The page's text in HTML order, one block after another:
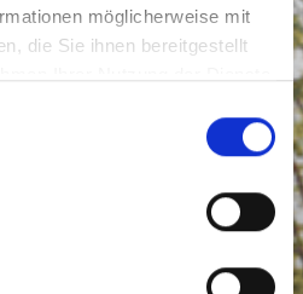
möglicherweise mit
die Sie ihnen bereitgestellt